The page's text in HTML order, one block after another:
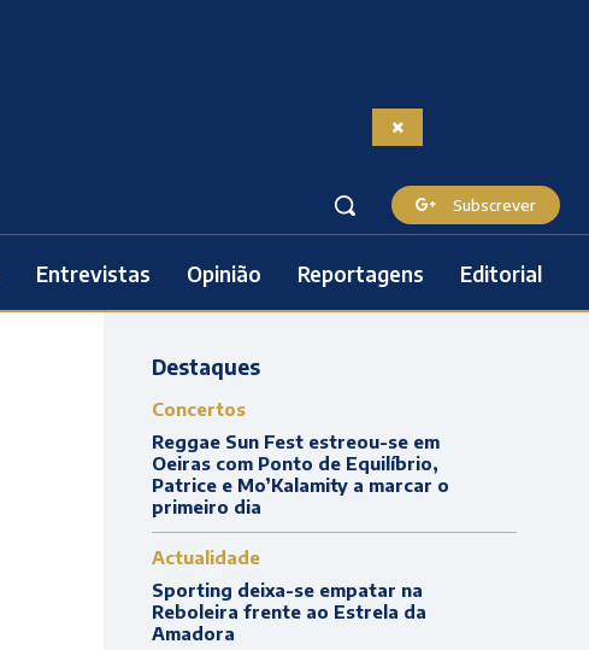
Subscrever
Entrevistas Opinião Reportagens Editorial
Destaques
Concertos
Reggae Sun Fest estreou-se em
Oeiras com Ponto de Equilíbrio,
Patrice e Mo’Kalamity a marcar o
primeiro dia
Actualidade
Sporting deixa-se empatar na
Reboleira frente ao Estrela da
Amadora